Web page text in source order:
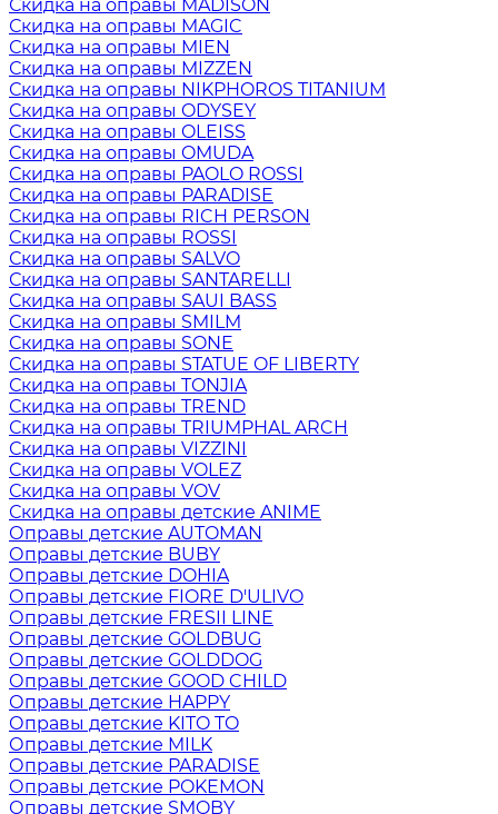
Скидка на оправы MADISON
Скидка на оправы MAGIC
Скидка на оправы MIEN
Скидка на оправы MIZZEN
Скидка на оправы NIKPHOROS TITANIUM
Скидка на оправы ODYSEY
Скидка на оправы OLEISS
Скидка на оправы OMUDA
Скидка на оправы PAOLO ROSSI
Скидка на оправы PARADISE
Скидка на оправы RICH PERSON
Скидка на оправы ROSSI
Скидка на оправы SALVO
Скидка на оправы SANTARELLI
Скидка на оправы SAUI BASS
Скидка на оправы SMILM
Скидка на оправы SONE
Скидка на оправы STATUE OF LIBERTY
Скидка на оправы TONJIA
Скидка на оправы TREND
Скидка на оправы TRIUMPHAL ARCH
Скидка на оправы VIZZINI
Скидка на оправы VOLEZ
Скидка на оправы VOV
Скидка на оправы детские ANIME
Оправы детские AUTOMAN
Оправы детские BUBY
Оправы детские DOHIA
Оправы детские FIORE D'ULIVO
Оправы детские FRESII LINE
Оправы детские GOLDBUG
Оправы детские GOLDDOG
Оправы детские GOOD CHILD
Оправы детские HAPPY
Оправы детские KITO TO
Оправы детские MILK
Оправы детские PARADISE
Оправы детские POKEMON
Оправы детские SMOBY